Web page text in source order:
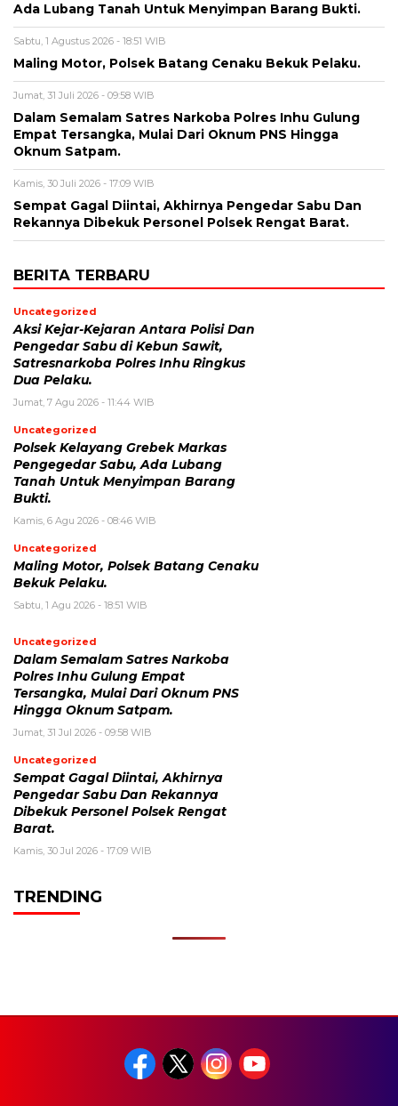
Ada Lubang Tanah Untuk Menyimpan Barang Bukti.
Sabtu, 1 Agustus 2026 - 18:51 WIB
Maling Motor, Polsek Batang Cenaku Bekuk Pelaku.
Jumat, 31 Juli 2026 - 09:58 WIB
Dalam Semalam Satres Narkoba Polres Inhu Gulung
Empat Tersangka, Mulai Dari Oknum PNS Hingga
Oknum Satpam.
Kamis, 30 Juli 2026 - 17:09 WIB
Sempat Gagal Diintai, Akhirnya Pengedar Sabu Dan
Rekannya Dibekuk Personel Polsek Rengat Barat.
BERITA TERBARU
Uncategorized
Aksi Kejar-Kejaran Antara Polisi Dan
Pengedar Sabu di Kebun Sawit,
Satresnarkoba Polres Inhu Ringkus
Dua Pelaku.
Jumat, 7 Agu 2026 - 11:44 WIB
Uncategorized
Polsek Kelayang Grebek Markas
Pengegedar Sabu, Ada Lubang
Tanah Untuk Menyimpan Barang
Bukti.
Kamis, 6 Agu 2026 - 08:46 WIB
Uncategorized
Maling Motor, Polsek Batang Cenaku
Bekuk Pelaku.
Sabtu, 1 Agu 2026 - 18:51 WIB
Uncategorized
Dalam Semalam Satres Narkoba
Polres Inhu Gulung Empat
Tersangka, Mulai Dari Oknum PNS
Hingga Oknum Satpam.
Jumat, 31 Jul 2026 - 09:58 WIB
Uncategorized
Sempat Gagal Diintai, Akhirnya
Pengedar Sabu Dan Rekannya
Dibekuk Personel Polsek Rengat
Barat.
Kamis, 30 Jul 2026 - 17:09 WIB
TRENDING